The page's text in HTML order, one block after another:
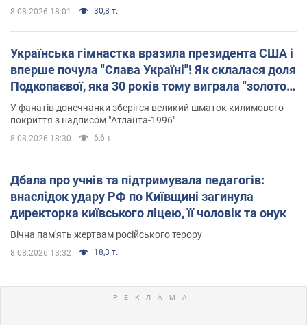
8.08.2026 18:01 30,8 т.
Українська гімнастка вразила президента США і
вперше почула "Слава Україні"! Як склалася доля
Подкопаєвої, яка 30 років тому виграла "золото"
Олімпіади
У фанатів донеччанки зберігся великий шматок килимового
покриття з надписом "Атланта-1996"
8.08.2026 18:30 6,6 т.
Дбала про учнів та підтримувала педагогів:
внаслідок удару РФ по Київщині загинула
директорка київського ліцею, її чоловік та онук
Вічна пам'ять жертвам російського терору
8.08.2026 13:32 18,3 т.